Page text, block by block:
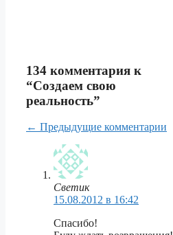
134 комментария к
“Создаем свою
реальность”
Навигация
комментариям
← Предыдущие комментарии
Светик
15.08.2012 в 16:42
Спасибо!